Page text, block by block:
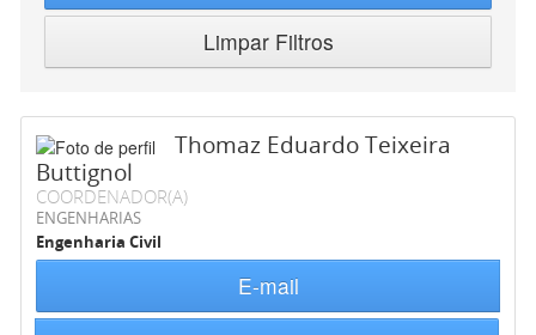
Limpar Filtros
Thomaz Eduardo Teixeira
Buttignol
COORDENADOR(A)
ENGENHARIAS
Engenharia Civil
E-mail